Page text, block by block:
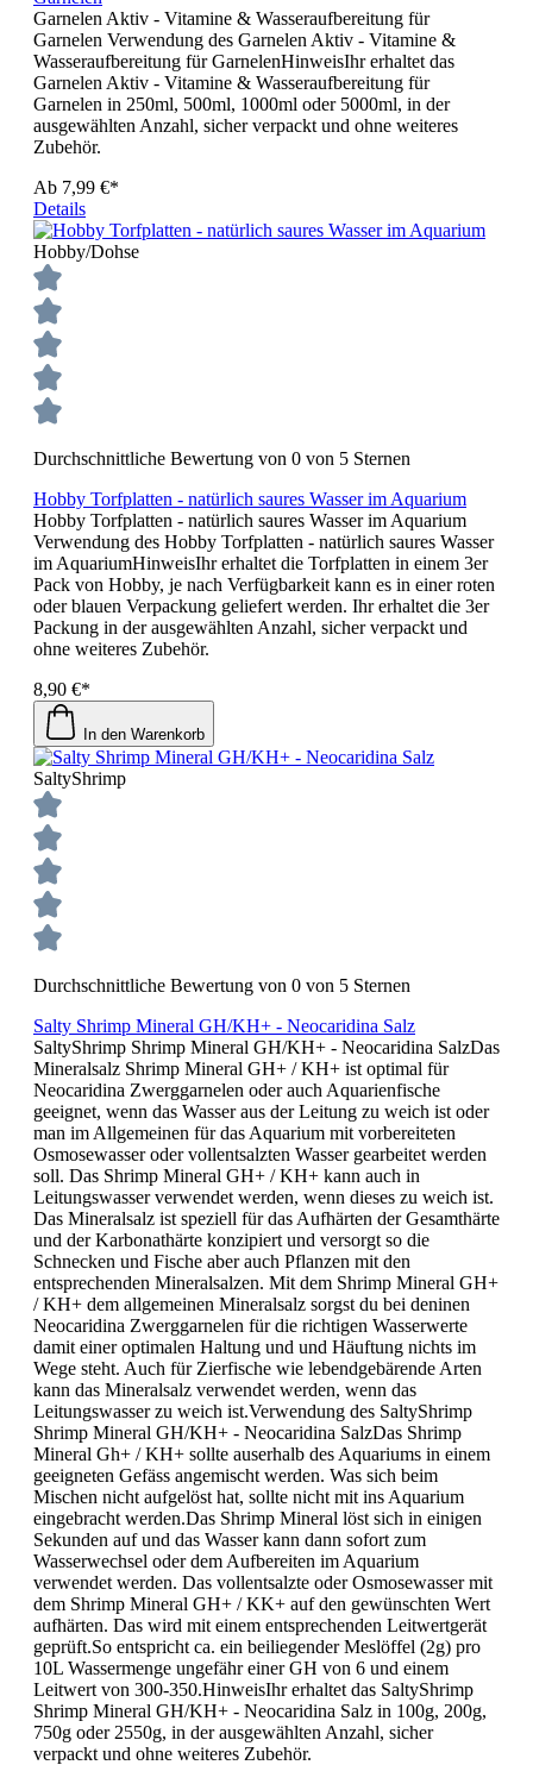
Garnelen Aktiv - Vitamine & Wasseraufbereitung für
Garnelen Verwendung des Garnelen Aktiv - Vitamine &
Wasseraufbereitung für GarnelenHinweisIhr erhaltet das
Garnelen Aktiv - Vitamine & Wasseraufbereitung für
Garnelen in 250ml, 500ml, 1000ml oder 5000ml, in der
ausgewählten Anzahl, sicher verpackt und ohne weiteres
Zubehör.
Ab 7,99 €*
Details
Hobby/Dohse
Durchschnittliche Bewertung von 0 von 5 Sternen
Hobby Torfplatten - natürlich saures Wasser im Aquarium
Hobby Torfplatten - natürlich saures Wasser im Aquarium
Verwendung des Hobby Torfplatten - natürlich saures Wasser
im AquariumHinweisIhr erhaltet die Torfplatten in einem 3er
Pack von Hobby, je nach Verfügbarkeit kann es in einer roten
oder blauen Verpackung geliefert werden. Ihr erhaltet die 3er
Packung in der ausgewählten Anzahl, sicher verpackt und
ohne weiteres Zubehör.
8,90 €*
In den Warenkorb
SaltyShrimp
Durchschnittliche Bewertung von 0 von 5 Sternen
Salty Shrimp Mineral GH/KH+ - Neocaridina Salz
SaltyShrimp Shrimp Mineral GH/KH+ - Neocaridina SalzDas
Mineralsalz Shrimp Mineral GH+ / KH+ ist optimal für
Neocaridina Zwerggarnelen oder auch Aquarienfische
geeignet, wenn das Wasser aus der Leitung zu weich ist oder
man im Allgemeinen für das Aquarium mit vorbereiteten
Osmosewasser oder vollentsalzten Wasser gearbeitet werden
soll. Das Shrimp Mineral GH+ / KH+ kann auch in
Leitungswasser verwendet werden, wenn dieses zu weich ist.
Das Mineralsalz ist speziell für das Aufhärten der Gesamthärte
und der Karbonathärte konzipiert und versorgt so die
Schnecken und Fische aber auch Pflanzen mit den
entsprechenden Mineralsalzen. Mit dem Shrimp Mineral GH+
/ KH+ dem allgemeinen Mineralsalz sorgst du bei deninen
Neocaridina Zwerggarnelen für die richtigen Wasserwerte
damit einer optimalen Haltung und und Häuftung nichts im
Wege steht. Auch für Zierfische wie lebendgebärende Arten
kann das Mineralsalz verwendet werden, wenn das
Leitungswasser zu weich ist.Verwendung des SaltyShrimp
Shrimp Mineral GH/KH+ - Neocaridina SalzDas Shrimp
Mineral Gh+ / KH+ sollte auserhalb des Aquariums in einem
geeigneten Gefäss angemischt werden. Was sich beim
Mischen nicht aufgelöst hat, sollte nicht mit ins Aquarium
eingebracht werden.Das Shrimp Mineral löst sich in einigen
Sekunden auf und das Wasser kann dann sofort zum
Wasserwechsel oder dem Aufbereiten im Aquarium
verwendet werden. Das vollentsalzte oder Osmosewasser mit
dem Shrimp Mineral GH+ / KK+ auf den gewünschten Wert
aufhärten. Das wird mit einem entsprechenden Leitwertgerät
geprüft.So entspricht ca. ein beiliegender Meslöffel (2g) pro
10L Wassermenge ungefähr einer GH von 6 und einem
Leitwert von 300-350.HinweisIhr erhaltet das SaltyShrimp
Shrimp Mineral GH/KH+ - Neocaridina Salz in 100g, 200g,
750g oder 2550g, in der ausgewählten Anzahl, sicher
verpackt und ohne weiteres Zubehör.